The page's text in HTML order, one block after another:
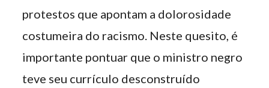
protestos que apontam a dolorosidade
costumeira do racismo. Neste quesito, é
importante pontuar que o ministro negro
teve seu currículo desconstruído